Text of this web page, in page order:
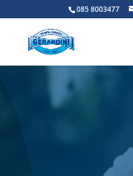
085 8003477